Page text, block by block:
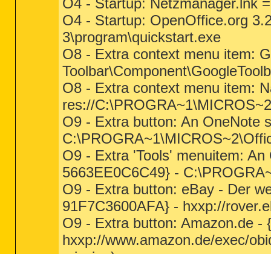
O4 - Startup: Netzmanager.lnk
O4 - Startup: OpenOffice.org
3\program\quickstart.exe
O8 - Extra context menu item:
O8 - Extra context menu item:
res://
O9 - Extra button: An OneNote
O9 - Extra 'Tools' menuitem:
5663EE0C6C49} -
O9 - Extra button: eBay - Der
91F7C3600AFA} - hxxp://
O9 - Extra button: Amazon.de -
hxxp://www.amazon.de/exec/